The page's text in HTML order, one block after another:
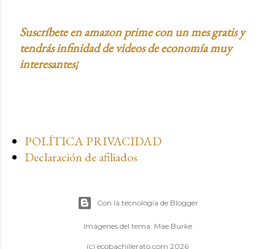
Suscríbete en amazon prime con un mes gratis y
tendrás infinidad de videos de economía muy
interesantes¡
POLÍTICA PRIVACIDAD
Declaración de afiliados
Con la tecnología de Blogger
Imágenes del tema: Mae Burke
(c) ecobachillerato.com 2026